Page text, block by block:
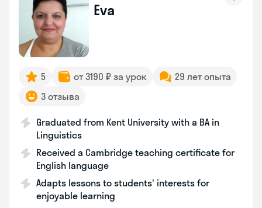
Eva
5 от 3190 ₽ за урок
29 лет опыта
3 отзыва
Graduated from Kent University with a BA in
Linguistics
Received a Cambridge teaching certificate for
English language
Adapts lessons to students' interests for
enjoyable learning